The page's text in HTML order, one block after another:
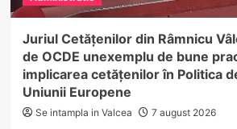
Juriul Cetățenilor din Râmnicu
de OCDE unexemplu de bune
implicarea cetățenilor în Politica
Uniunii Europene
Se intampla in Valcea 7 august 2026